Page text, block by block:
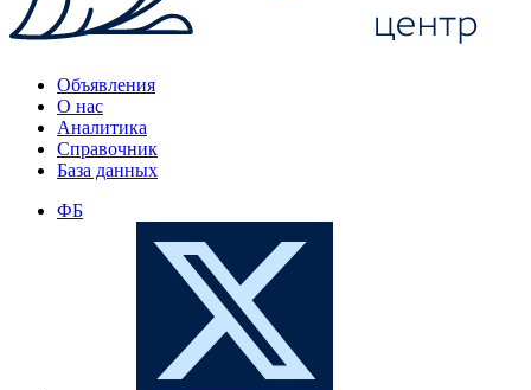
Объявления
О нас
Аналитика
Справочник
База данных
ФБ